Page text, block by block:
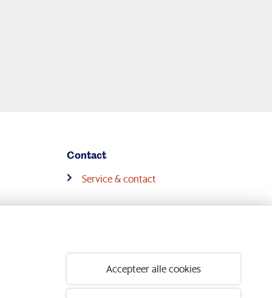
Accepteer alle cookies
Contact
Service & contact